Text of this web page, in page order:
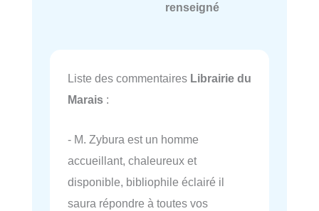
renseigné
Liste des commentaires Librairie du
Marais :
- M. Zybura est un homme
accueillant, chaleureux et
disponible, bibliophile éclairé il
saura répondre à toutes vos